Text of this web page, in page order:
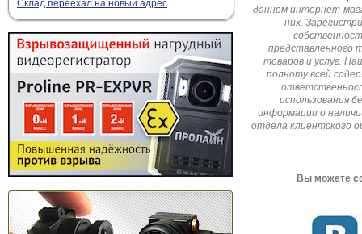
Склад переехал на новый адрес
данном интернет-
них.
представленного
товаров и услуг.
полноту всей
использования
информации о
отдела клиентского
Вы можете